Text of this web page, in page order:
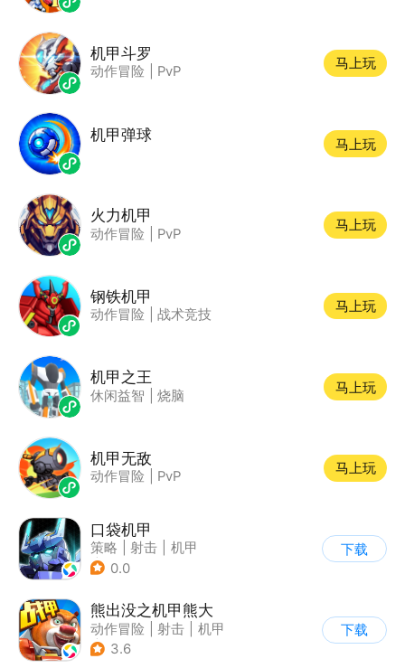
机甲斗罗
动作冒险 PvP
马上玩
机甲弹球
马上玩
火力机甲
动作冒险 PvP
马上玩
钢铁机甲
动作冒险 战术竞技
马上玩
机甲之王
休闲益智 烧脑
马上玩
机甲无敌
动作冒险 PvP
马上玩
口袋机甲
策略 射击
机甲
| 二次元
0.0
下载
熊出没之机甲熊大
动作冒险 射击
机甲
| 熊出没
3.6
下载